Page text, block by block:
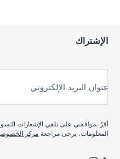
الإشتراك
عنوان البريد الإلكتروني
أقرّ بموافقتي على تلقي الإشعارات
المعلومات، يرجى مراجعة مركز